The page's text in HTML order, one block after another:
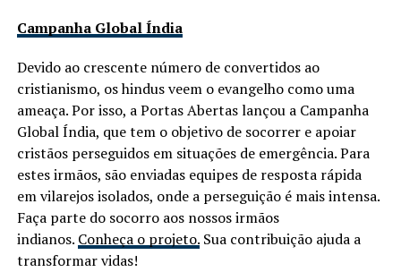
Campanha Global Índia
Devido ao crescente número de convertidos ao
cristianismo, os hindus veem o evangelho como uma
ameaça. Por isso, a Portas Abertas lançou a Campanha
Global Índia, que tem o objetivo de socorrer e apoiar
cristãos perseguidos em situações de emergência. Para
estes irmãos, são enviadas equipes de resposta rápida
em vilarejos isolados, onde a perseguição é mais intensa.
Faça parte do socorro aos nossos irmãos
indianos. Conheça o projeto.Sua contribuição ajuda a
transformar vidas!